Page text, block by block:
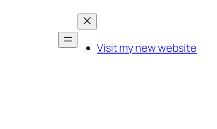
Visit my new website